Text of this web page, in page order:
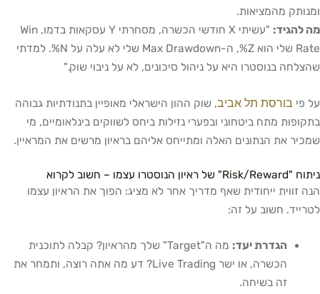
ומנותק מהמציאות.
מה להגיד:
"עשיתי X חודשי הכשרה, מסחרתי Y עסקאות בדמו, Win
Rate שלי הוא Z%, ה-Max Drawdown שלי לא עלה על N%. למדתי
שהצלחה בנוסטרו היא על ניהול סיכונים, לא על ניבוי שוק."
על פי בורסת תל אביב, שוק ההון הישראלי מאופיין בתנודתיות גבוהה
בתקופות מתח ביטחוני ובפערי נזילות ביחס לשווקים בינלאומיים, מי
שמכיר את הנתונים האלה ומתייחס אליהם בראיון מרשים את המראיין.
ניתוח "Risk/Reward" של ראיון הנוסטרו עצמו – חשוב לקרוא
הנה זווית ייחודית שאף מדריך אחר לא מציג: הפוך את הראיון עצמו
לטרייד. חשוב על זה:
הגדרת יעד:
מה ה"Target" שלך מהראיון? קבלה לתוכנית
הכשרה, או ישר Live Trading? דע מה אתה רוצה, ותמחר את
זה בשיחה.